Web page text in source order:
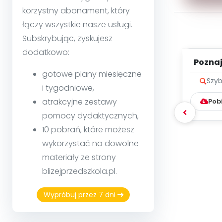
korzystny abonament, który
łączy wszystkie nasze usługi.
Subskrybując, zyskujesz
dodatkowo:
gotowe plany miesięczne
i tygodniowe,
atrakcyjne zestawy
pomocy dydaktycznych,
10 pobrań, które możesz
wykorzystać na dowolne
materiały ze strony
blizejprzedszkola.pl.
Wypróbuj przez 7 dni